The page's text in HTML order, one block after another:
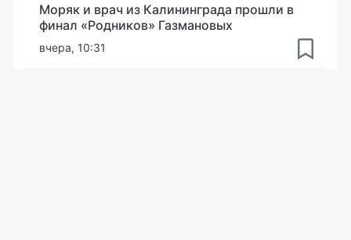
Моряк и врач из Калининграда прошли в
финал «Родников» Газмановых
вчера, 10:31